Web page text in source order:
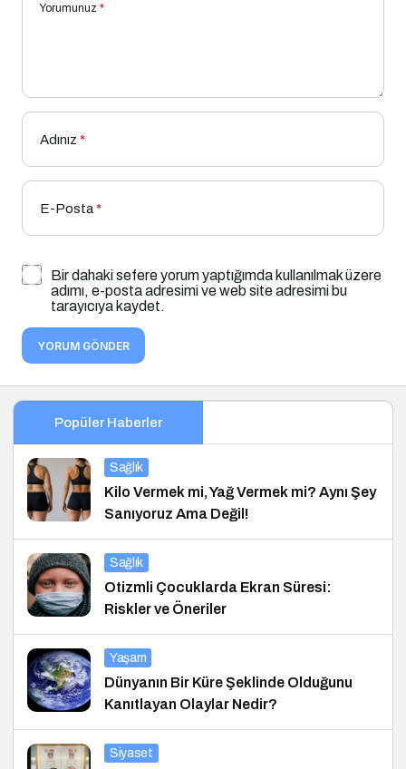
Yorumunuz *
Adınız *
E-Posta*
Bir dahaki sefere yorum yaptığımda kullanılmak üzere
adımı, e-posta adresimi ve web site adresimi bu
tarayıcıya kaydet.
YORUM GÖNDER
Popüler Haberler
Sağlık
Kilo Vermek mi, Yağ Vermek mi? Aynı Şey
Sanıyoruz Ama Değil!
Sağlık
Otizmli Çocuklarda Ekran Süresi:
Riskler ve Öneriler
Yaşam
Dünyanın Bir Küre Şeklinde Olduğunu
Kanıtlayan Olaylar Nedir?
Siyaset